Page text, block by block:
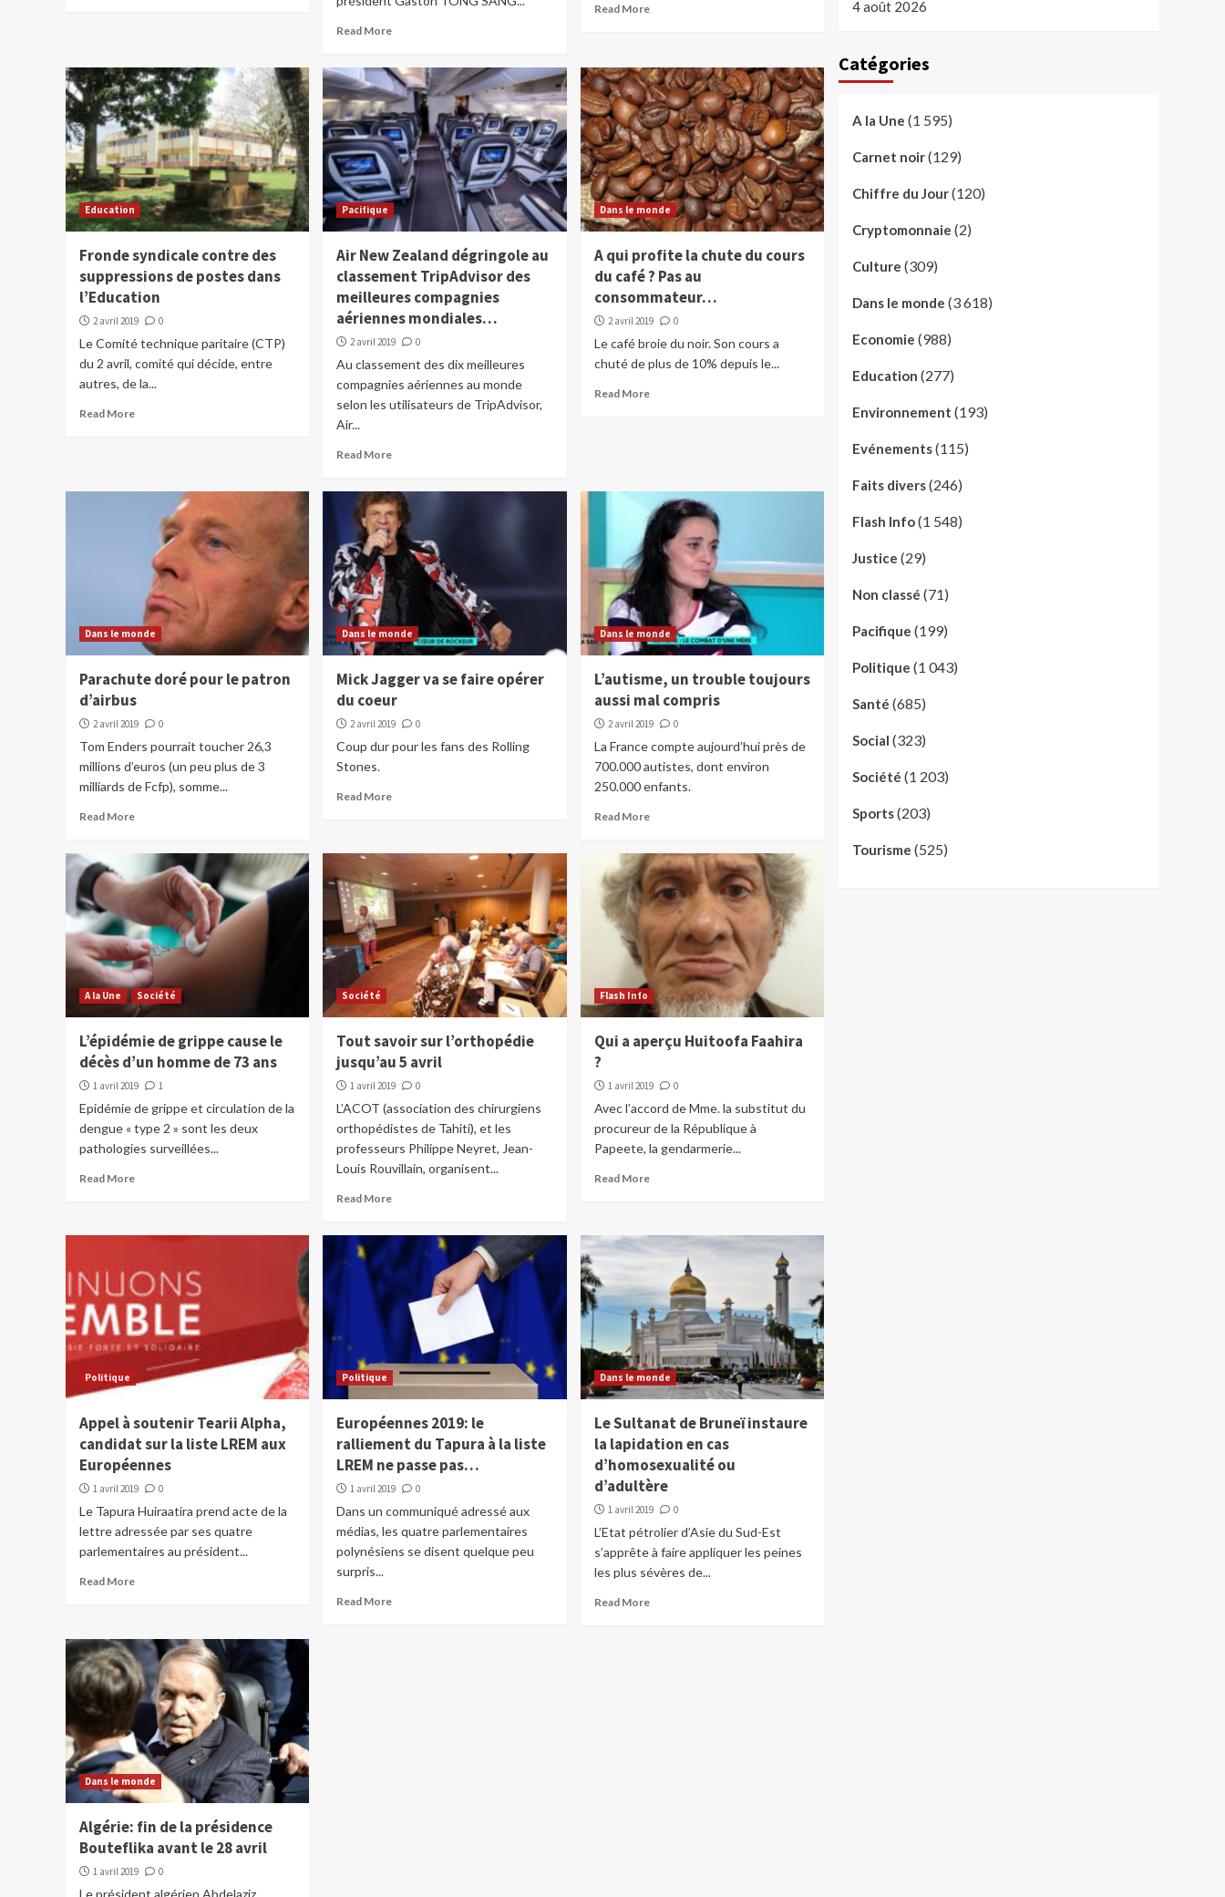
Read More
Read More
Education
Fronde syndicale contre des
suppressions de postes dans
l’Education
2 avril 2019 0
Le Comité technique paritaire (CTP)
du 2 avril, comité qui décide, entre
autres, de la...
Read More
Pacifique
Air New Zealand dégringole au
classement TripAdvisor des
meilleures compagnies
aériennes mondiales…
2 avril 2019 0
Au classement des dix meilleures
compagnies aériennes au monde
selon les utilisateurs de TripAdvisor,
Air...
Read More
Dans le monde
A qui profite la chute du cours
du café ? Pas au
consommateur…
2 avril 2019 0
Le café broie du noir. Son cours a
chuté de plus de 10% depuis le...
Read More
Dans le monde
Parachute doré pour le patron
d’airbus
2 avril 2019 0
Tom Enders pourrait toucher 26,3
millions d’euros (un peu plus de 3
milliards de Fcfp), somme...
Read More
Dans le monde
Mick Jagger va se faire opérer
du coeur
2 avril 2019 0
Coup dur pour les fans des Rolling
Stones.
Read More
Dans le monde
L’autisme, un trouble toujours
aussi mal compris
2 avril 2019 0
La France compte aujourd’hui près de
700.000 autistes, dont environ
250.000 enfants.
Read More
A la Une Société
L’épidémie de grippe cause le
décès d’un homme de 73 ans
1 avril 2019 1
Epidémie de grippe et circulation de la
dengue « type 2 » sont les deux
pathologies surveillées...
Read More
Société
Tout savoir sur l’orthopédie
jusqu’au 5 avril
1 avril 2019 0
L’ACOT (association des chirurgiens
orthopédistes de Tahiti), et les
professeurs Philippe Neyret, Jean-
Louis Rouvillain, organisent...
Read More
Flash Info
Qui a aperçu Huitoofa Faahira
?
1 avril 2019 0
Avec l’accord de Mme. la substitut du
procureur de la République à
Papeete, la gendarmerie...
Read More
Politique
Appel à soutenir Tearii Alpha,
candidat sur la liste LREM aux
Européennes
1 avril 2019 0
Le Tapura Huiraatira prend acte de la
lettre adressée par ses quatre
parlementaires au président...
Read More
Politique
Européennes 2019: le
ralliement du Tapura à la liste
LREM ne passe pas…
1 avril 2019 0
Dans un communiqué adressé aux
médias, les quatre parlementaires
polynésiens se disent quelque peu
surpris...
Read More
Dans le monde
Le Sultanat de Bruneï instaure
la lapidation en cas
d’homosexualité ou
d’adultère
1 avril 2019 0
L’Etat pétrolier d’Asie du Sud-Est
s’apprête à faire appliquer les peines
les plus sévères de...
Read More
Dans le monde
Algérie: fin de la présidence
Bouteflika avant le 28 avril
1 avril 2019 0
Le président algérien Abdelaziz
4 août 2026
Catégories
A la Une (1 595)
Carnet noir(129)
Chiffre du Jour(120)
Cryptomonnaie (2)
Culture (309)
Dans le monde (3 618)
Economie (988)
Education (277)
Environnement (193)
Evénements(115)
Faits divers(246)
Flash Info(1 548)
Justice (29)
Non classé (71)
Pacifique (199)
Politique (1 043)
Santé (685)
Social (323)
Société (1 203)
Sports(203)
Tourisme (525)